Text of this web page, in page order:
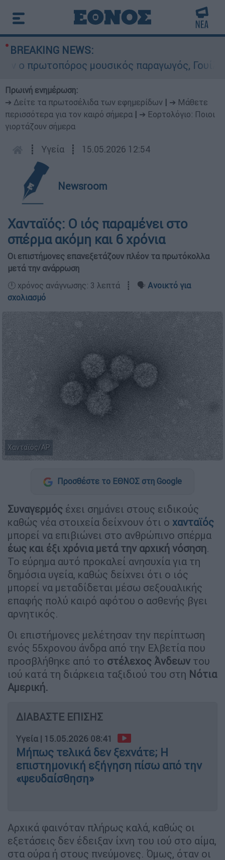
BREAKING NEWS:
μουσικός παραγωγός, Γουίλιαμ
Πρωινή ενημέρωση:
➔ Δείτε τα πρωτοσέλιδα των εφημερίδων
➔ Μάθετε
περισσότερα για τον καιρό σήμερα
➔ Εορτολόγιο: Ποιοι
γιορτάζουν σήμερα
┋ Υγεία ┋ 15.05.2026 12:54
Newsroom
Χανταϊός: Ο ιός παραμένει στο
σπέρμα ακόμη και 6 χρόνια
Οι επιστήμονες επανεξετάζουν πλέον τα πρωτόκολλα
μετά την ανάρρωση
🕛 χρόνος ανάγνωσης: 3 λεπτά ┋ 🗣️ Ανοικτό για
σχολιασμό
Χανταϊός/ΑP
Προσθέστε το ΕΘΝΟΣ στη Google
Συναγερμός έχει σημάνει στους ειδικούς
καθώς νέα στοιχεία δείχνουν ότι ο χανταϊός
μπορεί να επιβιώνει στο ανθρώπινο σπέρμα
έως και έξι χρόνια μετά την αρχική νόσηση.
Το εύρημα αυτό προκαλεί ανησυχία για τη
δημόσια υγεία, καθώς δείχνει ότι ο ιός
μπορεί να μεταδίδεται μέσω σεξουαλικής
επαφής πολύ καιρό αφότου ο ασθενής βγει
αρνητικός.
Οι επιστήμονες μελέτησαν την περίπτωση
ενός 55χρονου άνδρα από την Ελβετία που
προσβλήθηκε από το στέλεχος Άνδεων του
ιού κατά τη διάρκεια ταξιδιού του στη Νότια
Αμερική.
ΔΙΑΒΑΣΤΕ ΕΠΙΣΗΣ
Υγεία | 15.05.2026 08:41
Μήπως τελικά δεν ξεχνάτε; Η
επιστημονική εξήγηση πίσω από την
«ψευδαίσθηση»
Αρχικά φαινόταν πλήρως καλά, καθώς οι
εξετάσεις δεν έδειξαν ίχνη του ιού στο αίμα,
στα ούρα ή στους πνεύμονες. Όμως, όταν οι